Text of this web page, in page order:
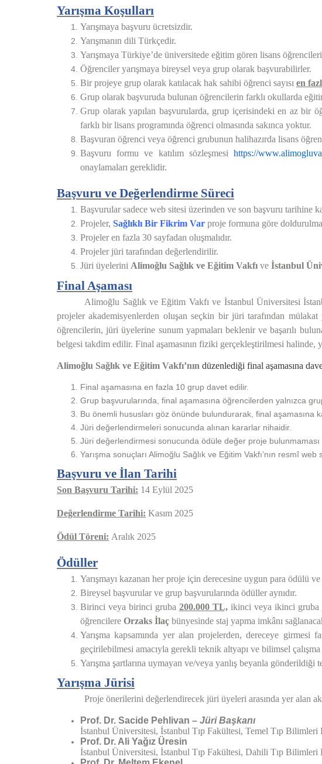
Yarışma Koşulları
Yarışmaya başvuru ücretsizdir.
Yarışmanın dili Türkçedir.
Yarışmaya Türkiye’de üniversitede eğitim gören lisans
Öğrenciler yarışmaya bireysel veya grup olarak başvurabilirler.
Bir projeye grup olarak katılacak hak sahibi öğrenci sayısı en
Grup olarak başvuruda bulunan öğrencilerin farklı okullarda
Grup olarak yapılan başvurularda, grup içerisindeki en az bir
farklı bir lisans programında öğrenci olmasında sakınca yoktur.
Başvuran öğrenci veya öğrenci grubunun halihazırda lisans
Başvuru formu ve katılım sözleşmesi https://
onaylamaları gereklidir.
Başvuru ve Değerlendirme Süreci
Başvurular sadece web sitesi üzerinden ve son başvuru tarihine
Projeler, Sağlıklı Bir Fikrim Var proje formuna göre
Projeler en fazla 30 sayfadan oluşmalıdır.
Projeler jüri tarafından değerlendirilir.
Jüri üyelerini Alimoğlu Sağlık ve Eğitim Vakfı ve İstanbul
Final Aşaması
Alimoğlu Sağlık ve Eğitim Vakfı ve İstanbul Üniversitesi
projeler akademisyenlerden oluşan seçkin bir jüri tarafından
öğrencilerin, jüri üyelerine sunum yapmaları beklenir ve başarılı
belgesi takdim edilir. Final aşamasının fiziki gerçekleştirilmesi
Alimoğlu Sağlık ve Eğitim Vakfı’nın düzenlediği final aşamasına
Final aşamasına en fazla 10 grup davet edilir.
Grup başvurularında, final aşamasına öğrencilerden yalnızca
Bu önemli hususları göz önünde bulundurarak, final aşamasına
Jüri değerlendirmeleri sonucunda alınan kararlar nihaidir.
Jüri değerlendirmesi sonucunda ödüle değer proje bulunmaması
Yarışma sonuçları Alimoğlu Sağlık ve Eğitim Vakfı’nın resmî web
Başvuru ve İlan Tarihi
Son Başvuru Tarihi: 14 Eylül 2025
Değerlendirme Tarihi: Kasım 2025
Ödül Töreni: Aralık 2025
Ödüller
Yarışmayı kazanan her proje için derecesine uygun para ödülü
Bireysel başvurular ve grup başvurularında ödüller aynıdır.
Birinci veya birinci gruba 200.000 TL,ikinci veya ikinci gruba
öğrencilere Orzaks İlaç bünyesinde staj yapma imkânı
Yarışma kapsamında yer alan projelerden, dereceye
geçirilebilmesi amacıyla gerekli teknik altyapı ve bilimsel
Yarışma şartlarına uymayan ve/veya yanlış beyanla gönderildiği
Yarışma Jürisi
Proje önerilerini değerlendirecek jüri üyeleri arasında yer alan
Prof. Dr. Sacide Pehlivan – Jüri Başkanı
İstanbul Üniversitesi, İstanbul Tıp Fakültesi, Temel Tıp
Prof. Dr. Ali Yağız Üresin
İstanbul Üniversitesi, İstanbul Tıp Fakültesi, Dahili Tıp